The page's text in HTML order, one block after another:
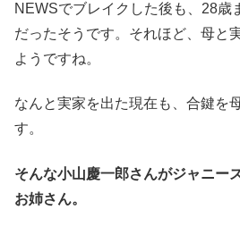
NEWSでブレイクした後も、28歳
だったそうです。それほど、母と
ようですね。
なんと実家を出た現在も、合鍵を
す。
そんな小山慶一郎さんがジャニー
お姉さん。